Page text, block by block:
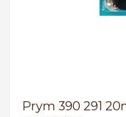
Prym 390 291